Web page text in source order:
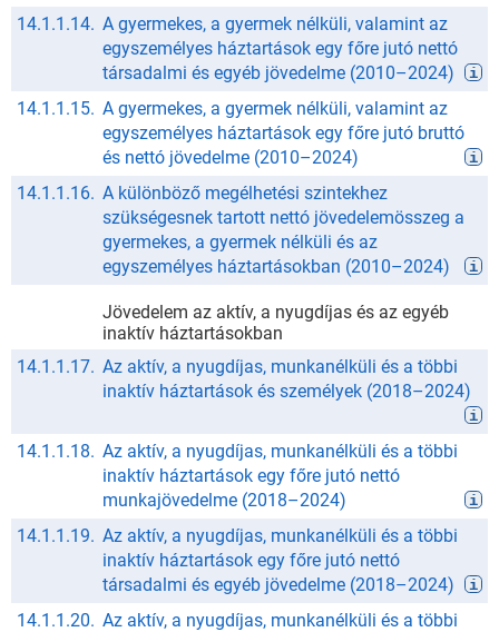
14.1.1.14. A gyermekes, a gyermek nélküli, valamint az
egyszemélyes háztartások egy főre jutó nettó
társadalmi és egyéb jövedelme (2010–2024)
14.1.1.15. A gyermekes, a gyermek nélküli, valamint az
egyszemélyes háztartások egy főre jutó bruttó
és nettó jövedelme (2010–2024)
14.1.1.16. A különböző megélhetési szintekhez
szükségesnek tartott nettó jövedelemösszeg a
gyermekes, a gyermek nélküli és az
egyszemélyes háztartásokban (2010–2024)
Jövedelem az aktív, a nyugdíjas és az egyéb
inaktív háztartásokban
14.1.1.17. Az aktív, a nyugdíjas, munkanélküli és a többi
inaktív háztartások és személyek (2018–2024)
14.1.1.18. Az aktív, a nyugdíjas, munkanélküli és a többi
inaktív háztartások egy főre jutó nettó
munkajövedelme (2018–2024)
14.1.1.19. Az aktív, a nyugdíjas, munkanélküli és a többi
inaktív háztartások egy főre jutó nettó
társadalmi és egyéb jövedelme (2018–2024)
14.1.1.20. Az aktív, a nyugdíjas, munkanélküli és a többi